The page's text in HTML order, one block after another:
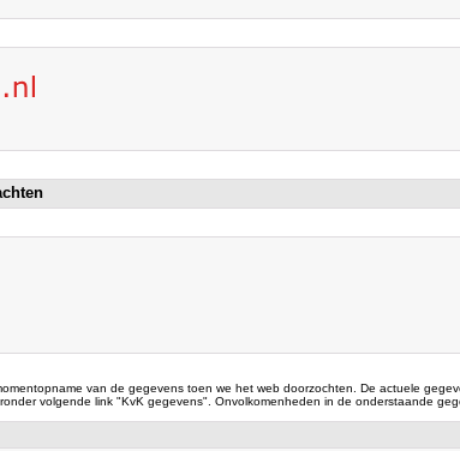
van de gegevens toen we het web doorzochten. De actuele
volgende link "KvK gegevens". Onvolkomenheden in de onderstaande